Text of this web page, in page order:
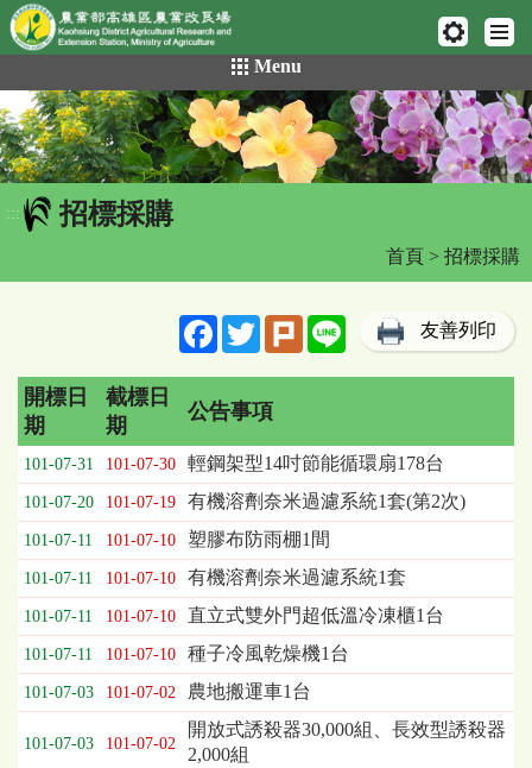
網頁置頂
到
主
要
內
容
區
Menu
::: 招標採購
首頁 > 招標採購
FacebookTwitterPlurk Line 友善列印
招
標
採
購
列
表，
欄
位
依
序
標
開標日
期
截標日
期
公告事項
101-07-31 101-07-30 輕鋼架型14吋節能循環扇178台
101-07-20 101-07-19 有機溶劑奈米過濾系統1套(第2次)
101-07-11 101-07-10 塑膠布防雨棚1間
101-07-11 101-07-10 有機溶劑奈米過濾系統1套
101-07-11 101-07-10 直立式雙外門超低溫冷凍櫃1台
101-07-11 101-07-10 種子冷風乾燥機1台
101-07-03 101-07-02 農地搬運車1台
101-07-03 101-07-02
開放式誘殺器30,000組、長效型誘殺器
2,000組